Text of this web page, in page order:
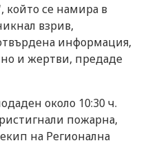
който се намира в
взрив,
информация,
и жертви, предаде
около 10:30 ч.
пожарна,
на Регионална